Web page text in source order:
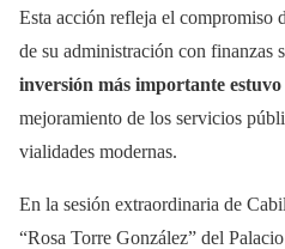
Esta acción refleja el compromiso
de su administración con finanzas
inversión más importante
mejoramiento de los servicios
vialidades modernas.
En la sesión extraordinaria de
“Rosa Torre González” del